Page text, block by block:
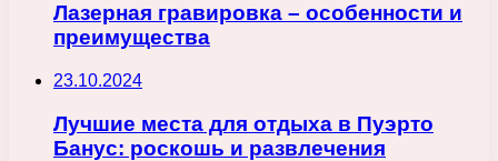
Лазерная гравировка – особенности и
преимущества
23.10.2024
Лучшие места для отдыха в Пуэрто
Банус: роскошь и развлечения